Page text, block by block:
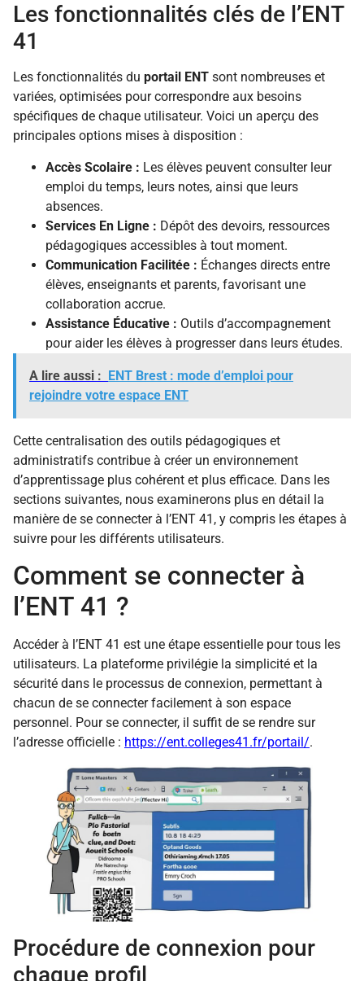
Les fonctionnalités clés de l’ENT
41
Les fonctionnalités du portail ENT sont nombreuses et
variées, optimisées pour correspondre aux besoins
spécifiques de chaque utilisateur. Voici un aperçu des
principales options mises à disposition :
Accès Scolaire : Les élèves peuvent consulter leur
emploi du temps, leurs notes, ainsi que leurs
absences.
Services En Ligne : Dépôt des devoirs, ressources
pédagogiques accessibles à tout moment.
Communication Facilitée : Échanges directs entre
élèves, enseignants et parents, favorisant une
collaboration accrue.
Assistance Éducative : Outils d’accompagnement
pour aider les élèves à progresser dans leurs études.
A lire aussi : ENT Brest : mode d’emploi pour
rejoindre votre espace ENT
Cette centralisation des outils pédagogiques et
administratifs contribue à créer un environnement
d’apprentissage plus cohérent et plus efficace. Dans les
sections suivantes, nous examinerons plus en détail la
manière de se connecter à l’ENT 41, y compris les étapes à
suivre pour les différents utilisateurs.
Comment se connecter à
l’ENT 41 ?
Accéder à l’ENT 41 est une étape essentielle pour tous les
utilisateurs. La plateforme privilégie la simplicité et la
sécurité dans le processus de connexion, permettant à
chacun de se connecter facilement à son espace
personnel. Pour se connecter, il suffit de se rendre sur
l’adresse officielle : https://ent.colleges41.fr/portail/.
Procédure de connexion pour
chaque profil